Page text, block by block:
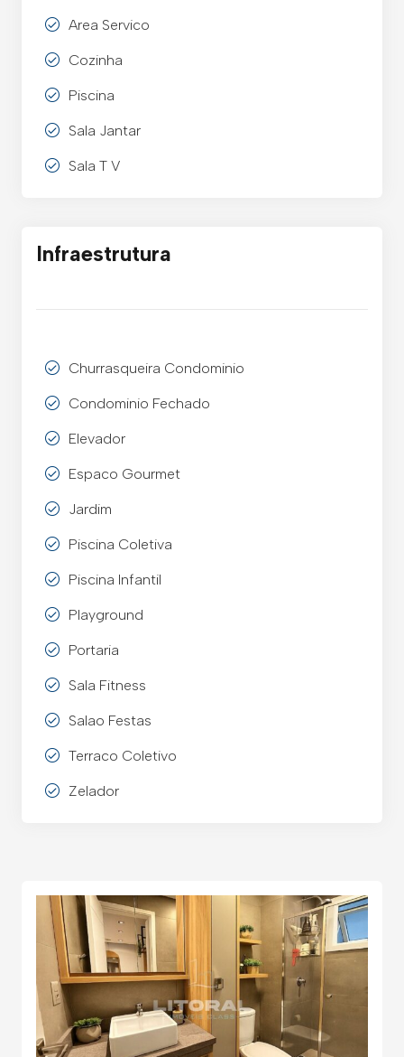
Area Servico
Cozinha
Piscina
Sala Jantar
Sala T V
Infraestrutura
Churrasqueira Condominio
Condominio Fechado
Elevador
Espaco Gourmet
Jardim
Piscina Coletiva
Piscina Infantil
Playground
Portaria
Sala Fitness
Salao Festas
Terraco Coletivo
Zelador